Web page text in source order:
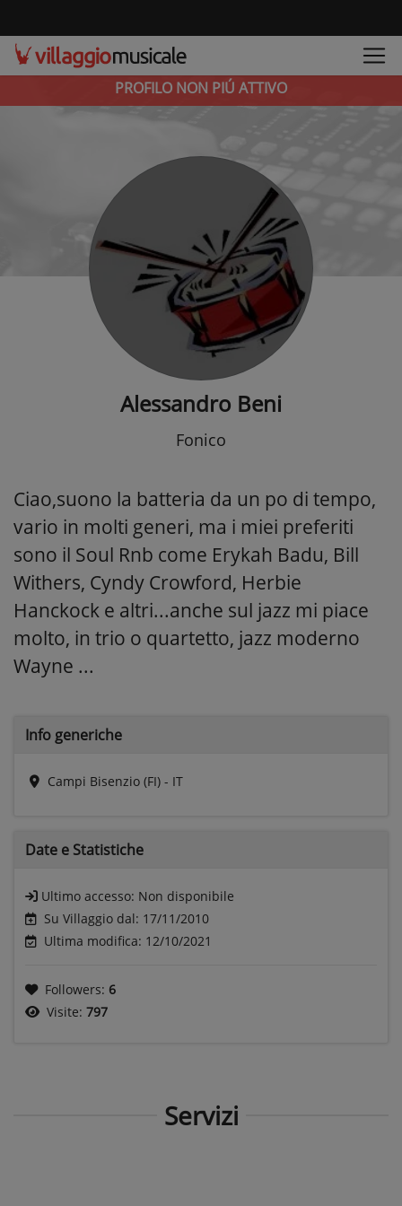
PROFILO NON PIÚ ATTIVO
Alessandro Beni
Fonico
Ciao,suono la batteria da un po di tempo,
vario in molti generi, ma i miei preferiti
sono il Soul Rnb come Erykah Badu, Bill
Withers, Cyndy Crowford, Herbie
Hanckock e altri...anche sul jazz mi piace
molto, in trio o quartetto, jazz moderno
Wayne ...
Info generiche
Campi Bisenzio (FI) - IT
Date e Statistiche
Ultimo accesso: Non disponibile
Su Villaggio dal: 17/11/2010
Ultima modifica: 12/10/2021
Followers: 6
Visite: 797
Servizi